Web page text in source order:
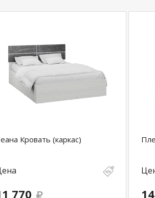
Кровать (каркас)
770